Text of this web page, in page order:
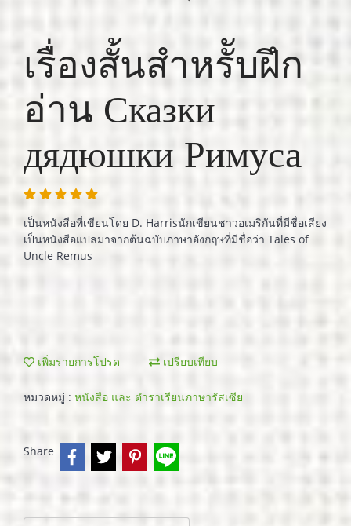
เรื่องสั้นสำหรัับฝึก
อ่าน Сказки
дядюшки Римуса
เป็นหนังสือที่เขียนโดย D. Harrisนักเขียนชาวอเมริกันที่มีชื่อเสียง
เป็นหนังสือแปลมาจากต้นฉบับภาษาอังกฤษที่มีชื่อว่า Tales of
Uncle Remus
เพิ่มรายการโปรด เปรียบเทียบ
หมวดหมู่ : หนังสือ และ ตำราเรียนภาษารัสเซีย
Share